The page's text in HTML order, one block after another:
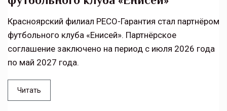
Красноярский филиал РЕСО-Гарантия стал партнёром
футбольного клуба «Енисей». Партнёрское
соглашение заключено на период с июля 2026 года
по май 2027 года.
Читать